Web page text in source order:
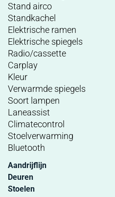
Stand airco
Standkachel
Elektrische ramen
Elektrische spiegels
Radio/cassette
Carplay
Kleur
Verwarmde spiegels
Soort lampen
Laneassist
Climatecontrol
Stoelverwarming
Bluetooth
Aandrijflijn
Deuren
Stoelen